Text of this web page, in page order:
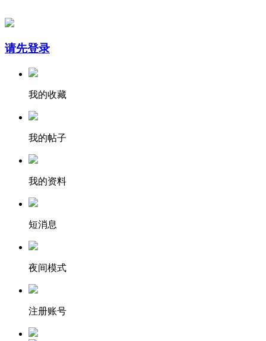
请先登录
我的收藏
我的帖子
我的资料
短消息
夜间模式
注册账号